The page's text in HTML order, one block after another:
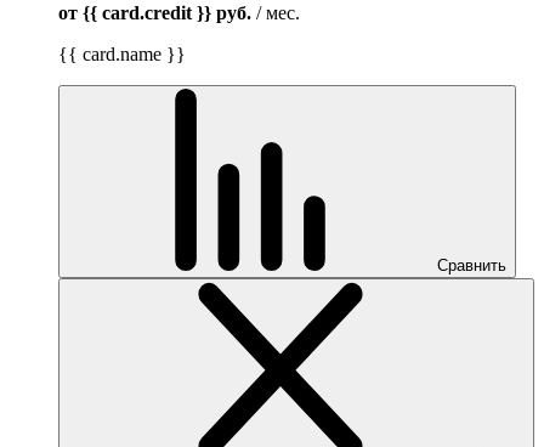
от {{ card.credit }} руб. / мес.
{{ card.name }}
Сравнить